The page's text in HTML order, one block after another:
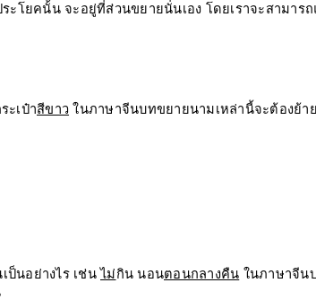
โยคนั้น จะอยู่ที่ส่วนขยายนั่นเอง โดยเราจะสามารถ
ะเป๋าสีขาว ในภาษาจีนบทขยายนามเหล่านี้จะต้องย้า
ป็นอย่างไร เช่น ไม่กิน นอนตอนกลางคืน ในภาษาจีน